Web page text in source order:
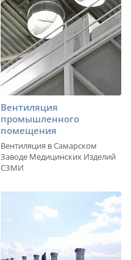
Вентиляция
промышленного
помещения
Вентиляция в Самарском
Заводе Медицинских Изделий
СЗМИ